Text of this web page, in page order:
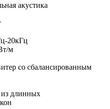
акустика
20кГц
м
со сбалансированным
длинных